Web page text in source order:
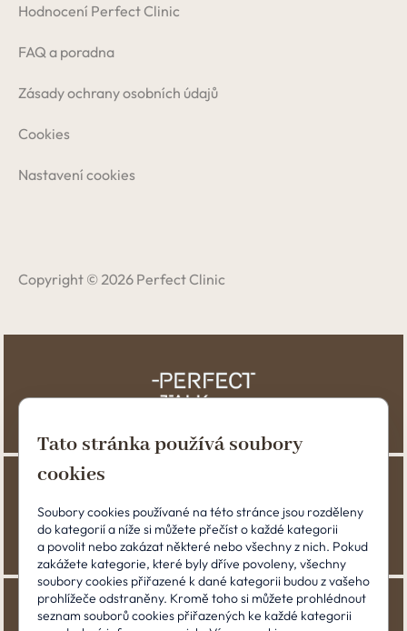
Hodnocení Perfect Clinic
FAQ a poradna
Zásady ochrany osobních údajů
Cookies
Nastavení cookies
Copyright © 2026 Perfect Clinic
Tato stránka používá soubory
cookies
Soubory cookies používané na této stránce jsou rozděleny
do kategorií a níže si můžete přečíst o každé kategorii
a povolit nebo zakázat některé nebo všechny z nich. Pokud
zakážete kategorie, které byly dříve povoleny, všechny
soubory cookies přiřazené k dané kategorii budou z vašeho
prohlížeče odstraněny. Kromě toho si můžete prohlédnout
seznam souborů cookies přiřazených ke každé kategorii